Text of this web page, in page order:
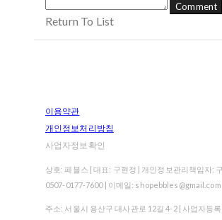
Comment
Return To List
이용약관
개인정보처리방침
사업자정보확인
상호: 페블스 | 대표: 구현정 | 개인정보관리책임자:
0507-0177-7600 | 이메일: shopebbles@gmail.com
주소: 서울시 용산구 대사관로 12길 4-2 | 사업자등